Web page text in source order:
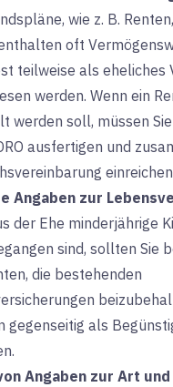
wie z. B.
oft
teilweise als eheliches
werden. Wenn ein
werden soll, müssen
ausfertigen und
Angaben zur
der Ehe minderjährige
sind, sollten Sie
die bestehenden
gegenseitig als
Angaben zur Art